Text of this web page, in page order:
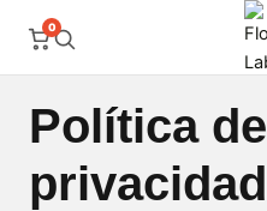
0
contenido
Política de
privacidad